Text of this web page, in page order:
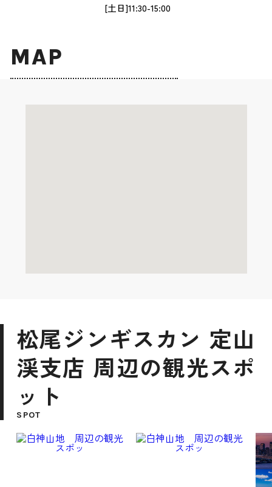
[土日]11:30-15:00
MAP
松尾ジンギスカン 定山
渓支店 周辺の観光スポ
ット
SPOT